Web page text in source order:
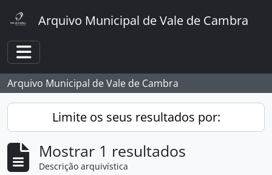
Arquivo Municipal de Vale de Cambra
Toggle navigation
Arquivo Municipal de Vale de Cambra
Limite os seus resultados por:
Mostrar 1 resultados
Descrição arquivística